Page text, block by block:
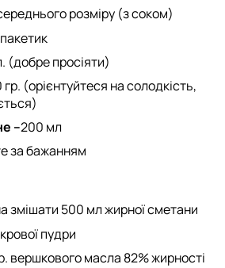
розміру (з соком)
пакетик
(добре просіяти)
гр. (орієнтуйтеся на солодкість,
–200 мл
за бажанням
змішати 500 мл жирної сметани
пудри
вершкового масла 82% жирності